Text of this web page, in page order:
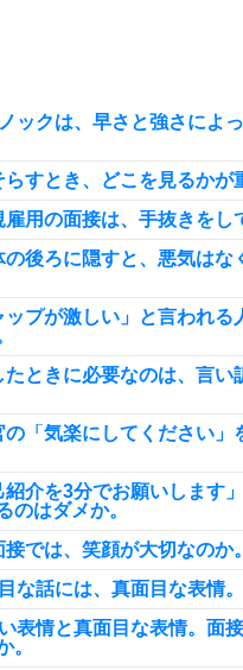
恋する人が知っておき
ノックは、早さと強さによ
らすとき、どこを見るかが
雇用の面接は、手抜きをし
の後ろに隠すと、悪気は
ップが激しい」と言われ
たときに必要なのは、言い
の「気楽にしてください」
紹介を3分でお願いします
のはダメか。
接では、笑顔が大切なのか。
な話には、真面目な表情。
い表情と真面目な表情。面
。